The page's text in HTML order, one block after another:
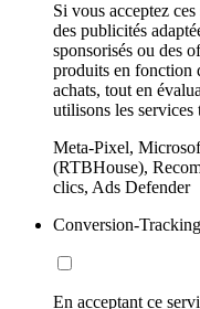
Si vous acceptez
des publicités
sponsorisés ou des
produits en fonction
achats, tout en
utilisons les services
Meta-Pixel,
(RTBHouse),
clics, Ads Defender
Conversion-
En acceptant ce